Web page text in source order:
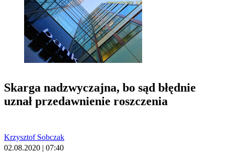
Skarga nadzwyczajna, bo sąd błędnie
uznał przedawnienie roszczenia
Krzysztof Sobczak
02.08.2020 | 07:40